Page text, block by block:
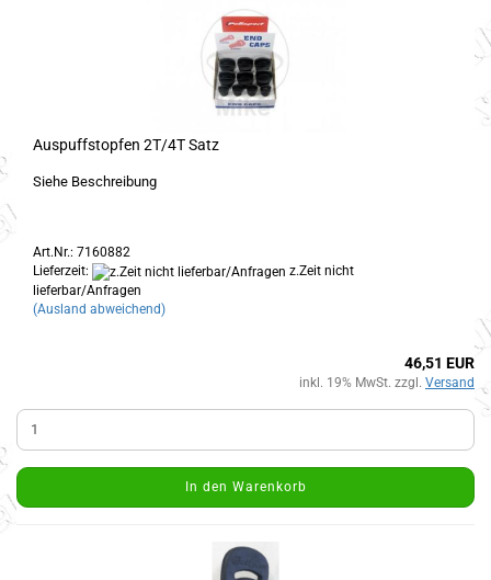
Auspuffstopfen 2T/4T Satz
Siehe Beschreibung
Art.Nr.: 7160882
Lieferzeit:
z.Zeit nicht
lieferbar/Anfragen
(Ausland abweichend)
46,51 EUR
inkl. 19% MwSt. zzgl. Versand
In den Warenkorb